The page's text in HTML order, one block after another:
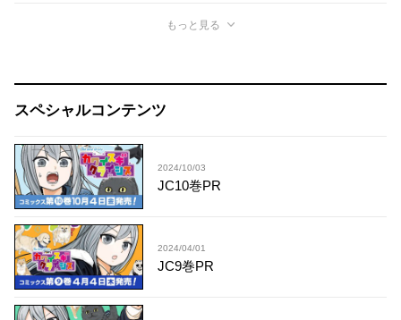
もっと見る
スペシャルコンテンツ
2024/10/03
JC10巻PR
2024/04/01
JC9巻PR